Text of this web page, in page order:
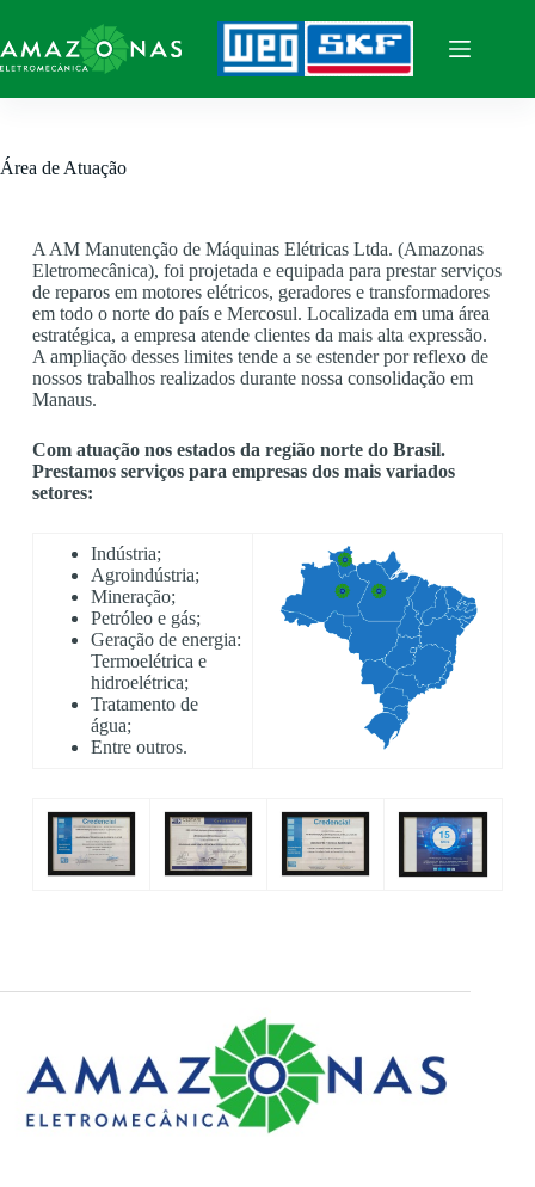
Área de Atuação
A AM Manutenção de Máquinas Elétricas Ltda. (Amazonas
Eletromecânica), foi projetada e equipada para prestar serviços
de reparos em motores elétricos, geradores e transformadores
em todo o norte do país e Mercosul. Localizada em uma área
estratégica, a empresa atende clientes da mais alta expressão.
A ampliação desses limites tende a se estender por reflexo de
nossos trabalhos realizados durante nossa consolidação em
Manaus.
Com atuação nos estados da região norte do Brasil.
Prestamos serviços para empresas dos mais variados
setores:
Indústria;
Agroindústria;
Mineração;
Petróleo e gás;
Geração de energia:
Termoelétrica e
hidroelétrica;
Tratamento de
água;
Entre outros.